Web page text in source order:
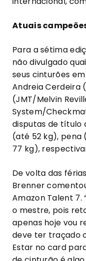
Atuais
Para a sétima
não divulgado
seus cinturões
Andreia Cerdeira
(JMT/Melvin
System/
disputas de título
(até 52 kg), pena
77 kg),
De volta das
Brenner
Amazon Talent 7.
o mestre, pois
apenas hoje vou
deve ter traçado
Estar no card